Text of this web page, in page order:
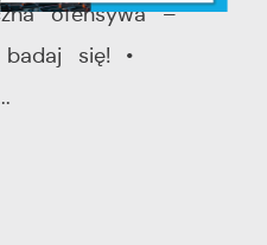
ofensywa –
się! •